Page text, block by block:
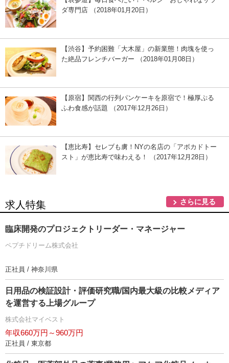
ダ専門店 （2018年01月20日）
【渋谷】予約困難「大木屋」の新業態！肉塊を使っ
た絶品フレンチバーガー （2018年01月08日）
【原宿】関西の行列パンケーキを原宿で！極厚ぷる
ふわ食感が話題 （2017年12月26日）
【恵比寿】セレブも虜！NYの名店の「アボカドトー
スト」が恵比寿で味わえる！ （2017年12月28日）
求人特集 さらに見る
臨床開発のプロジェクトリーダー・マネージャー
ペプチドリーム株式会社
正社員 / 神奈川県
日用品の検証設計・評価研究職/国内最大級の比較メディア
を運営する上場グループ
株式会社マイベスト
年収660万円～960万円
正社員 / 東京都